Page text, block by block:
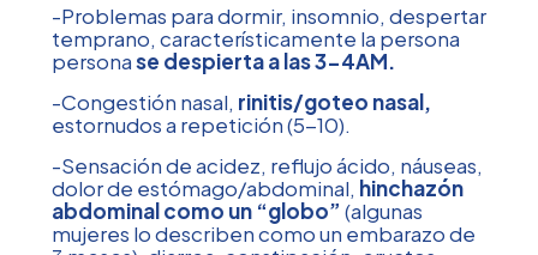
-Problemas para dormir, insomnio, despertar
temprano, característicamente la persona
personase despierta a las 3-4AM.
-Congestión nasal, rinitis/goteo nasal,
estornudos a repetición (5-10).
-Sensación de acidez, reflujo ácido, náuseas,
dolor de estómago/abdominal, hinchazón
abdominal como un “globo” (algunas
mujeres lo describen como un embarazo de